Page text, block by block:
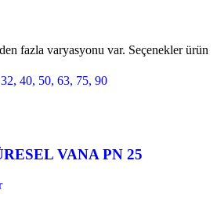
fazla varyasyonu var. Seçenekler ürün
32, 40, 50, 63, 75, 90
VANA PN 25